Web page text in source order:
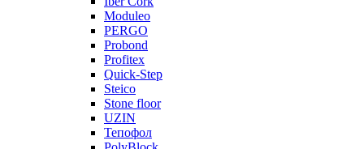
Moduleo
PERGO
Probond
Profitex
Quick-Step
Steico
Stone floor
UZIN
Тепофол